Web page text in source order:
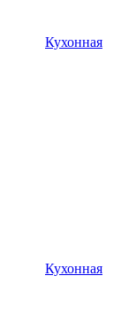
Кухонная
Кухонная